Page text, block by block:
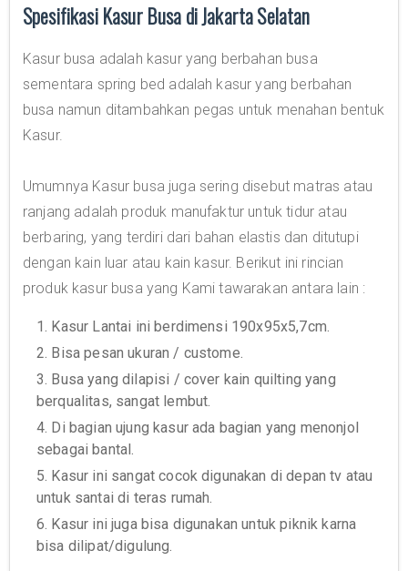
Spesifikasi Kasur Busa di Jakarta Selatan
Kasur busa adalah kasur yang berbahan busa
sementara spring bed adalah kasur yang berbahan
busa namun ditambahkan pegas untuk menahan bentuk
Kasur.
Umumnya Kasur busa juga sering disebut matras atau
ranjang adalah produk manufaktur untuk tidur atau
berbaring, yang terdiri dari bahan elastis dan ditutupi
dengan kain luar atau kain kasur. Berikut ini rincian
produk kasur busa yang Kami tawarakan antara lain :
1. Kasur Lantai ini berdimensi 190x95x5,7cm.
2. Bisa pesan ukuran / custome.
3. Busa yang dilapisi / cover kain quilting yang
berqualitas, sangat lembut.
4. Di bagian ujung kasur ada bagian yang menonjol
sebagai bantal.
5. Kasur ini sangat cocok digunakan di depan tv atau
untuk santai di teras rumah.
6. Kasur ini juga bisa digunakan untuk piknik karna
bisa dilipat/digulung.